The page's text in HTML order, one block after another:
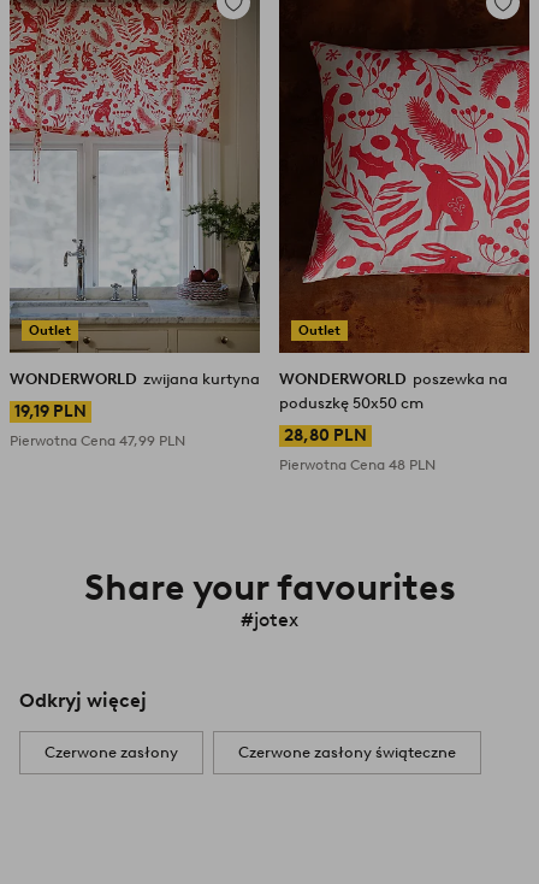
Outlet
Dodaj
do
ulubionych
WONDERWORLD zwijana kurtyna
19,19 PLN
Pierwotna Cena 47,99 PLN
Outlet
Dodaj
WONDERWORLD poszewka na
poduszkę 50x50 cm
28,80 PLN
Pierwotna Cena 48 PLN
Share your favourites
#jotex
Odkryj więcej
Czerwone zasłony Czerwone zasłony świąteczne